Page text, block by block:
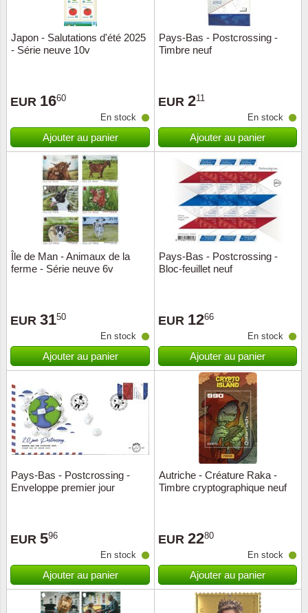
Japon - Salutations d'été 2025
- Série neuve 10v
EUR 1660
En stock
Ajouter au panier
Pays-Bas - Postcrossing -
Timbre neuf
EUR 211
En stock
Ajouter au panier
Île de Man - Animaux de la
ferme - Série neuve 6v
EUR 3150
En stock
Ajouter au panier
Pays-Bas - Postcrossing -
Bloc-feuillet neuf
EUR 1266
En stock
Ajouter au panier
Pays-Bas - Postcrossing -
Enveloppe premier jour
EUR 596
En stock
Ajouter au panier
Autriche - Créature Raka -
Timbre cryptographique neuf
EUR 2280
En stock
Ajouter au panier
Saint-
Sport